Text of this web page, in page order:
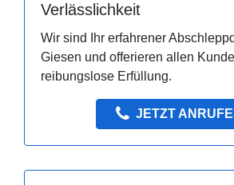
Verlässlichkeit
Wir sind Ihr erfahrener
Giesen und offerieren allen
reibungslose Erfüllung.
JETZT